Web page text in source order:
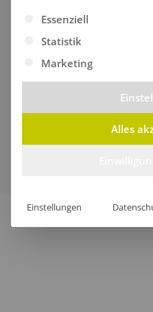
Verkauf nur an
Freiberufler und
Es folgt eine Liste der
Essenziell
Statistik
Marketing
Alles
Einstellungen